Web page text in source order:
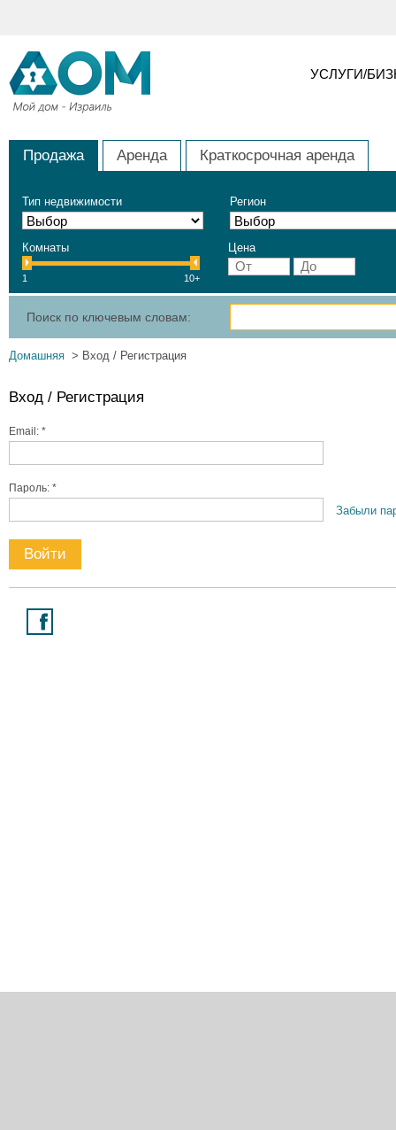
УСЛУГИ/
Продажа Аренда Краткосрочная аренда
Тип недвижимости Регион
Комнаты
1 10+
Цена
Поиск по ключевым словам:
Домашняя > Вход / Регистрация
Вход / Регистрация
Email: *
Пароль: *
Забыли